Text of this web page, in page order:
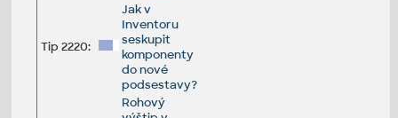
Tip 2220:
Jak v
Inventoru
seskupit
komponenty
do nové
podsestavy?
Rohový